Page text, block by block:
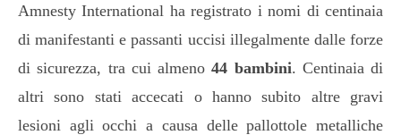
Amnesty International ha registrato i nomi di centinaia
di manifestanti e passanti uccisi illegalmente dalle forze
di sicurezza, tra cui almeno44 bambini. Centinaia di
altri sono stati accecati o hanno subito altre gravi
lesioni agli occhi a causa delle pallottole metalliche